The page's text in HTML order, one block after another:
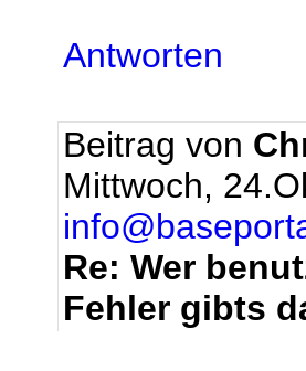
Antworten
Beitrag von
Mittwoch,
Re: Wer
Fehler gibts